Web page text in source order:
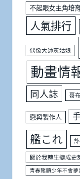
不起眼女主角培
人氣排行
偶像大師灰姑娘
動畫情
同人誌 哥
戀與製作人
艦これ
關於我轉生變成史
青春豬頭少年不會夢